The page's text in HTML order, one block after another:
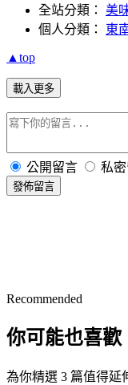
全站分類： 美
個人分類： 東
▲top
載入更多
公開留言 私
發佈留言
Recommended
你可能也喜歡
為你精選 3 篇值得延